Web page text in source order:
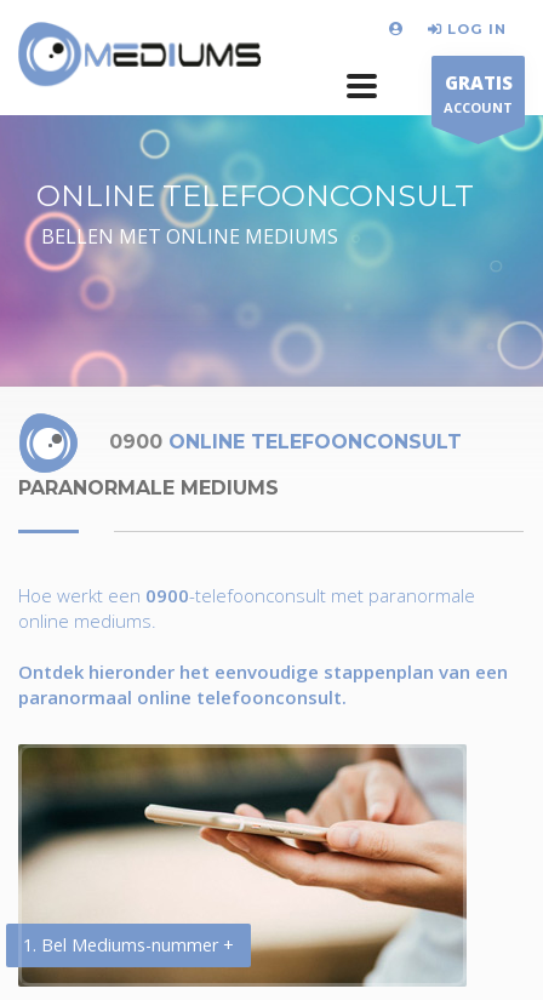
LOG IN
GRATIS
ACCOUNT
ONLINE TELEFOONCONSULT
BELLEN MET ONLINE MEDIUMS
0900 ONLINE TELEFOONCONSULT
PARANORMALE MEDIUMS
Hoe werkt een 0900-telefoonconsult met paranormale
online mediums.
Ontdek hieronder het eenvoudige stappenplan van een
paranormaal online telefoonconsult.
1. Bel Mediums-nummer +